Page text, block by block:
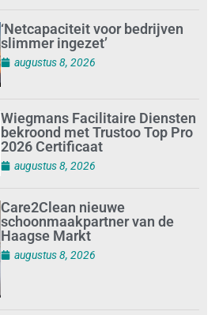
‘Netcapaciteit voor bedrijven
slimmer ingezet’
augustus 8, 2026
Wiegmans Facilitaire Diensten
bekroond met Trustoo Top Pro
2026 Certificaat
augustus 8, 2026
Care2Clean nieuwe
schoonmaakpartner van de
Haagse Markt
augustus 8, 2026